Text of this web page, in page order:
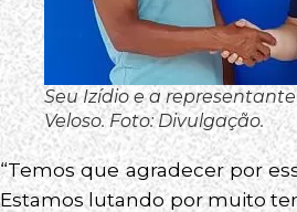
Seu Izídio e a
Veloso. Foto: Divulgação.
“Temos que agradecer por
Estamos lutando por muito